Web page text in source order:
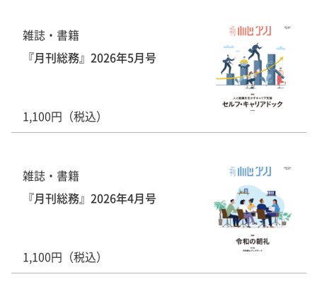
雑誌・書籍
『月刊総務』2026年5月号
1,100円（税込）
雑誌・書籍
『月刊総務』2026年4月号
1,100円（税込）